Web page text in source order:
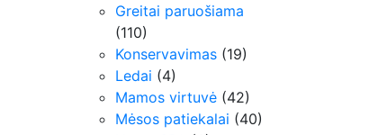
Greitai paruošiama
(110)
Konservavimas (19)
Ledai (4)
Mamos virtuvė (42)
Mėsos patiekalai (40)